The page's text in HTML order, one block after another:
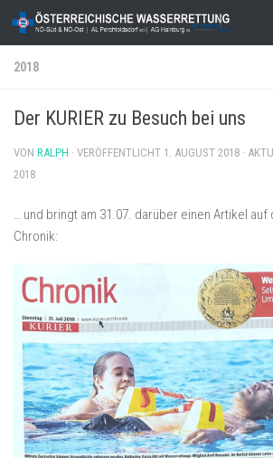
Zum Inhalt springen
2018
Der KURIER zu Besuch bei uns
VON RALPH · VERÖFFENTLICHT 1. AUGUST 2018 ·
2018
… und bringt am 31.07. darüber einen Artikel
Chronik: